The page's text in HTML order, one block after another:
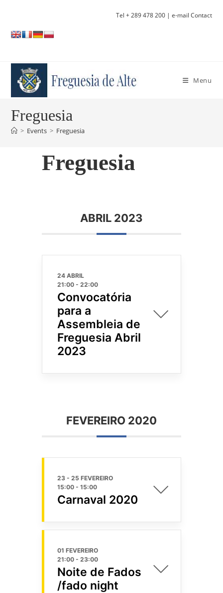
content
Tel + 289 478 200| e-mail Contact
Menu
Freguesia
> Events > Freguesia
Freguesia
ABRIL 2023
24 ABRIL
21:00 - 22:00
Convocatória
para a
Assembleia de
Freguesia Abril
2023
FEVEREIRO 2020
23 - 25 FEVEREIRO
15:00 - 15:00
Carnaval 2020
01 FEVEREIRO
21:00 - 23:00
Noite de Fados
/fado night